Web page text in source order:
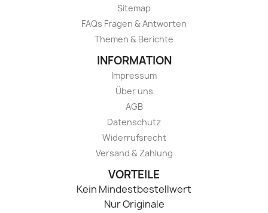
Sitemap
FAQs Fragen & Antworten
Themen & Berichte
INFORMATION
Impressum
Über uns
AGB
Datenschutz
Widerrufsrecht
Versand & Zahlung
VORTEILE
Kein Mindestbestellwert
Nur Originale